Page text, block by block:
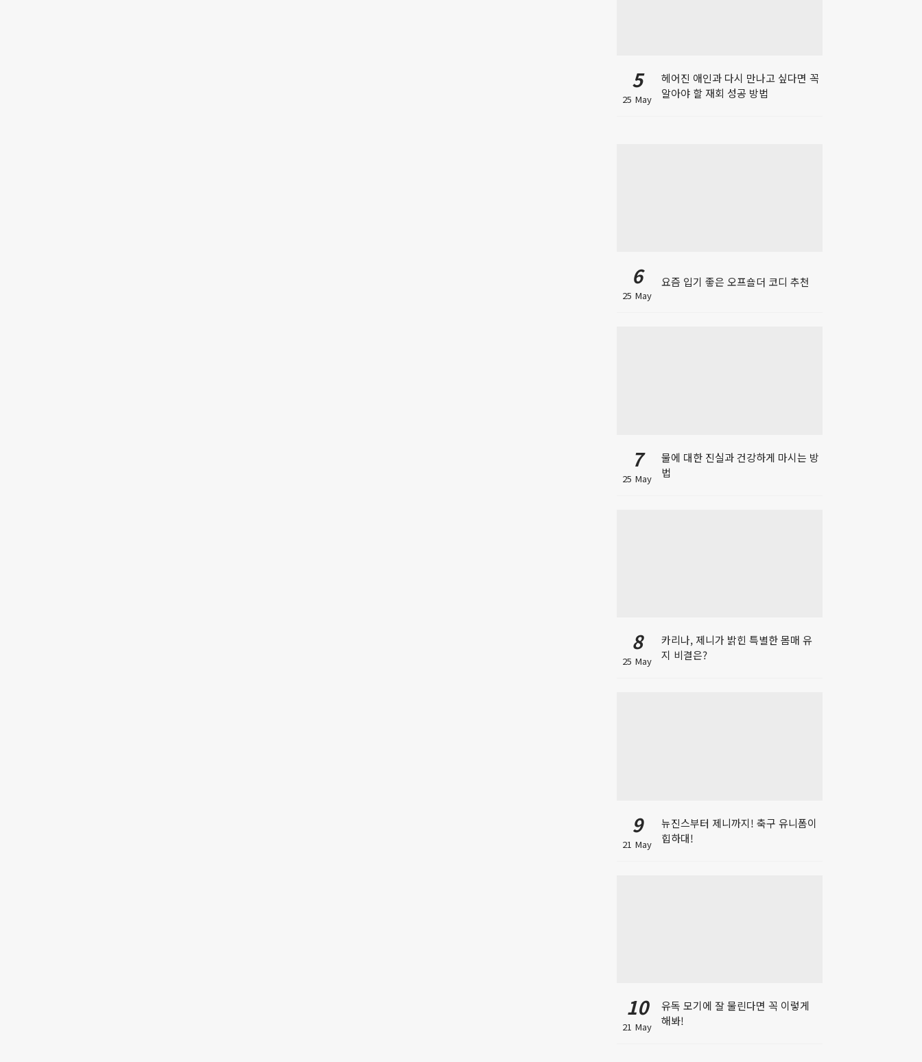
5
25 May
헤어진 애인과 다시 만나고 싶다면 꼭
알아야 할 재회 성공 방법
6
25 May
요즘 입기 좋은 오프숄더 코디 추천
7
25 May
물에 대한 진실과 건강하게 마시는 방
법
8
25 May
카리나, 제니가 밝힌 특별한 몸매 유
지 비결은?
9
21 May
뉴진스부터 제니까지! 축구 유니폼이
힙하대!
10
21 May
유독 모기에 잘 물린다면 꼭 이렇게
해봐!